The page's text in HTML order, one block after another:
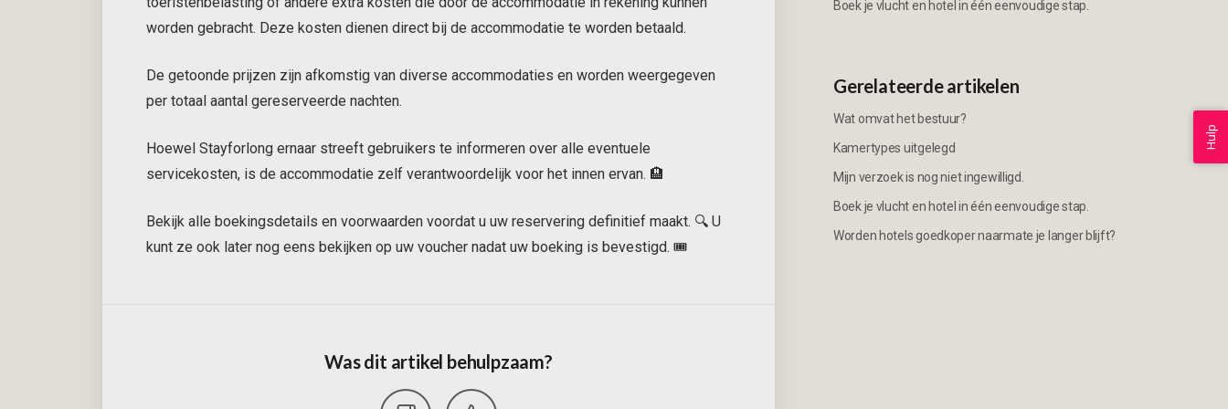
worden gebracht. Deze kosten dienen direct bij de accommodatie te worden betaald.
De getoonde prijzen zijn afkomstig van diverse accommodaties en worden weergegeven
per totaal aantal gereserveerde nachten.
Hoewel Stayforlong ernaar streeft gebruikers te informeren over alle eventuele
servicekosten, is de accommodatie zelf verantwoordelijk voor het innen ervan. 🏨
Bekijk alle boekingsdetails en voorwaarden voordat u uw reservering definitief maakt. 🔍 U
kunt ze ook later nog eens bekijken op uw voucher nadat uw boeking is bevestigd. 🎟️
Was dit artikel behulpzaam?
Boek je vlucht en hotel in één eenvoudige stap.
Gerelateerde artikelen
Wat omvat het bestuur?
Kamertypes uitgelegd
Mijn verzoek is nog niet ingewilligd.
Boek je vlucht en hotel in één eenvoudige stap.
Worden hotels goedkoper naarmate je langer blijft?
Hulp